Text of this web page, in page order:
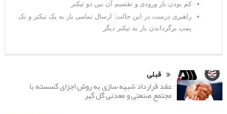
کم بودن بار ورودی و تقسیم آن بین دو تیکنر
راهبری درست در این حالت: ارسال تمامی بار به یک تیکنر و تک
پمپ برگرداندن بار به تیکنر دیگر
قبلی
عقد قرارداد شبیه سازی به روش اجزای گسسته با
مجتمع صنعتی و معدنی گل گهر